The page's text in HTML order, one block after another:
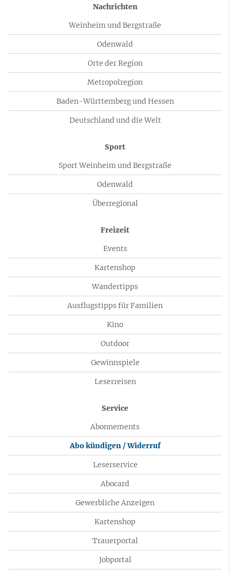
Nachrichten
Weinheim und Bergstraße
Odenwald
Orte der Region
Metropolregion
Baden-Württemberg und Hessen
Deutschland und die Welt
Sport
Sport Weinheim und Bergstraße
Odenwald
Überregional
Freizeit
Events
Kartenshop
Wandertipps
Ausflugstipps für Familien
Kino
Outdoor
Gewinnspiele
Leserreisen
Service
Abonnements
Abo kündigen / Widerruf
Leserservice
Abocard
Gewerbliche Anzeigen
Kartenshop
Trauerportal
Jobportal